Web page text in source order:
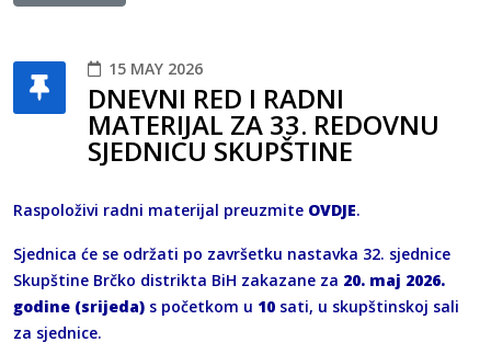
15 MAY 2026
DNEVNI RED I RADNI
MATERIJAL ZA 33. REDOVNU
SJEDNICU SKUPŠTINE
Raspoloživi radni materijal preuzmite OVDJE.
Sjednica će se održati po završetku nastavka 32. sjednice
Skupštine Brčko distrikta BiH zakazane za 20. maj 2026.
godine (srijeda) s početkom u 10 sati, u skupštinskoj sali
za sjednice.